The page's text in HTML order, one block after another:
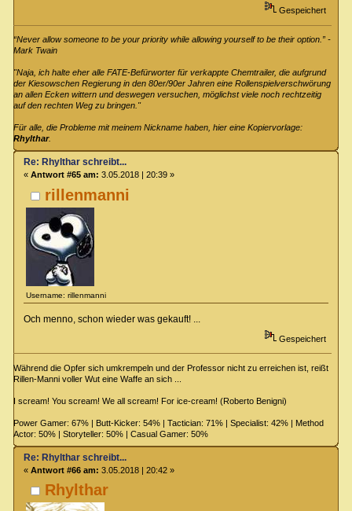
Gespeichert
“Never allow someone to be your priority while allowing yourself to be their option.” -
Mark Twain
"Naja, ich halte eher alle FATE-Befürworter für verkappte Chemtrailer, die aufgrund
der Kiesowschen Regierung in den 80er/90er Jahren eine Rollenspielverschwörung
an allen Ecken wittern und deswegen versuchen, möglichst viele noch rechtzeitig
auf den rechten Weg zu bringen."
Für alle, die Probleme mit meinem Nickname haben, hier eine Kopiervorlage:
Rhylthar.
rillenmanni
Username: rillenmanni
Re: Rhylthar schreibt...
« Antwort #65 am: 3.05.2018 | 20:39 »
Och menno, schon wieder was gekauft! ...
Gespeichert
Während die Opfer sich umkrempeln und der Professor nicht zu erreichen ist, reißt
Rillen-Manni voller Wut eine Waffe an sich ...
I scream! You scream! We all scream! For ice-cream! (Roberto Benigni)
Power Gamer: 67% | Butt-Kicker: 54% | Tactician: 71% | Specialist: 42% | Method
Actor: 50% | Storyteller: 50% | Casual Gamer: 50%
Rhylthar
Re: Rhylthar schreibt...
« Antwort #66 am: 3.05.2018 | 20:42 »